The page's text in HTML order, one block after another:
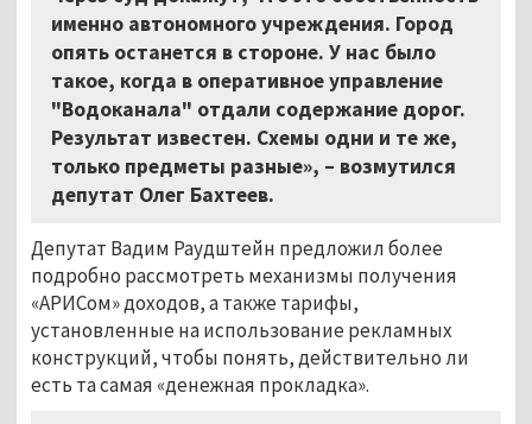
именно автономного учреждения. Город
опять останется в стороне. У нас было
такое, когда в оперативное управление
"Водоканала" отдали содержание дорог.
Результат известен. Схемы одни и те же,
только предметы разные», – возмутился
депутат Олег Бахтеев.
Депутат Вадим Раудштейн предложил более
подробно рассмотреть механизмы получения
«АРИСом» доходов, а также тарифы,
установленные на использование рекламных
конструкций, чтобы понять, действительно ли
есть та самая «денежная прокладка».